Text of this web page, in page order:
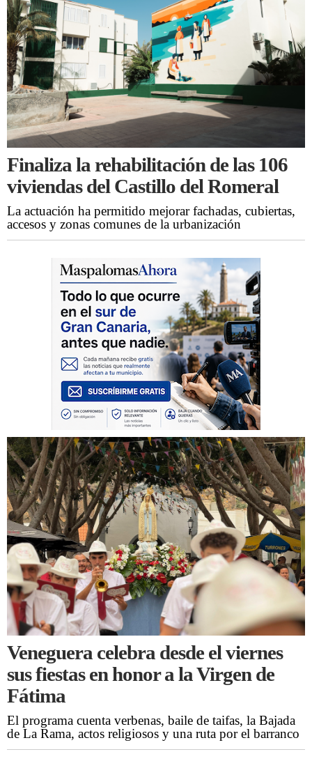
Finaliza la rehabilitación de las 106
viviendas del Castillo del Romeral
La actuación ha permitido mejorar fachadas, cubiertas,
accesos y zonas comunes de la urbanización
Veneguera celebra desde el viernes
sus fiestas en honor a la Virgen de
Fátima
El programa cuenta verbenas, baile de taifas, la Bajada
de La Rama, actos religiosos y una ruta por el barranco